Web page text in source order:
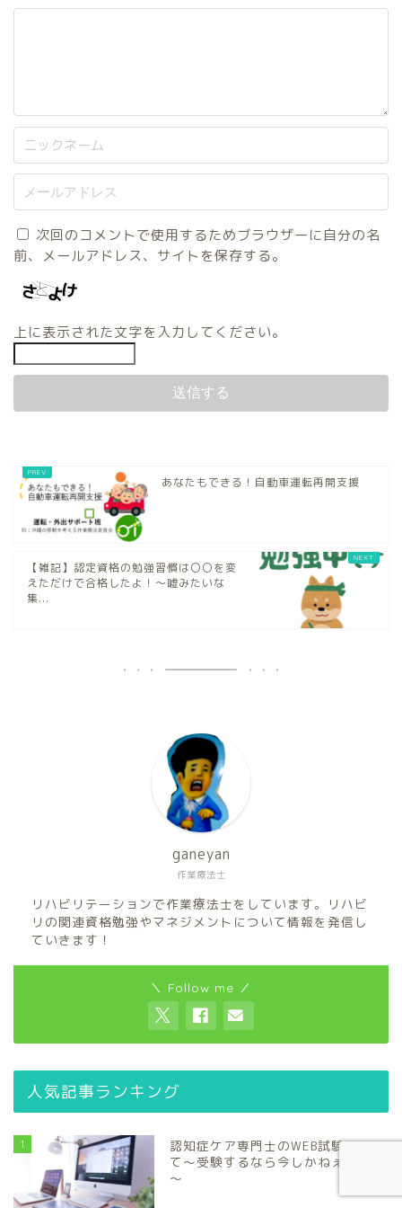
次回のコメントで使用するためブラウザーに自分の名
前、メールアドレス、サイトを保存する。
上に表示された文字を入力してください。
あなたもできる！自動車運転再開支援
【雑記】認定資格の勉強習慣は〇〇を変
えただけで合格したよ！～嘘みたいな
集...
作業療法士
ganeyan
リハビリテーションで作業療法士をしています。リハビ
リの関連資格勉強やマネジメントについて情報を発信し
ていきます！
＼ Follow me ／
人気記事ランキング
1
認知症ケア専門士のWEB試験につい
て～受験するなら今しかねぇだろぅ
～